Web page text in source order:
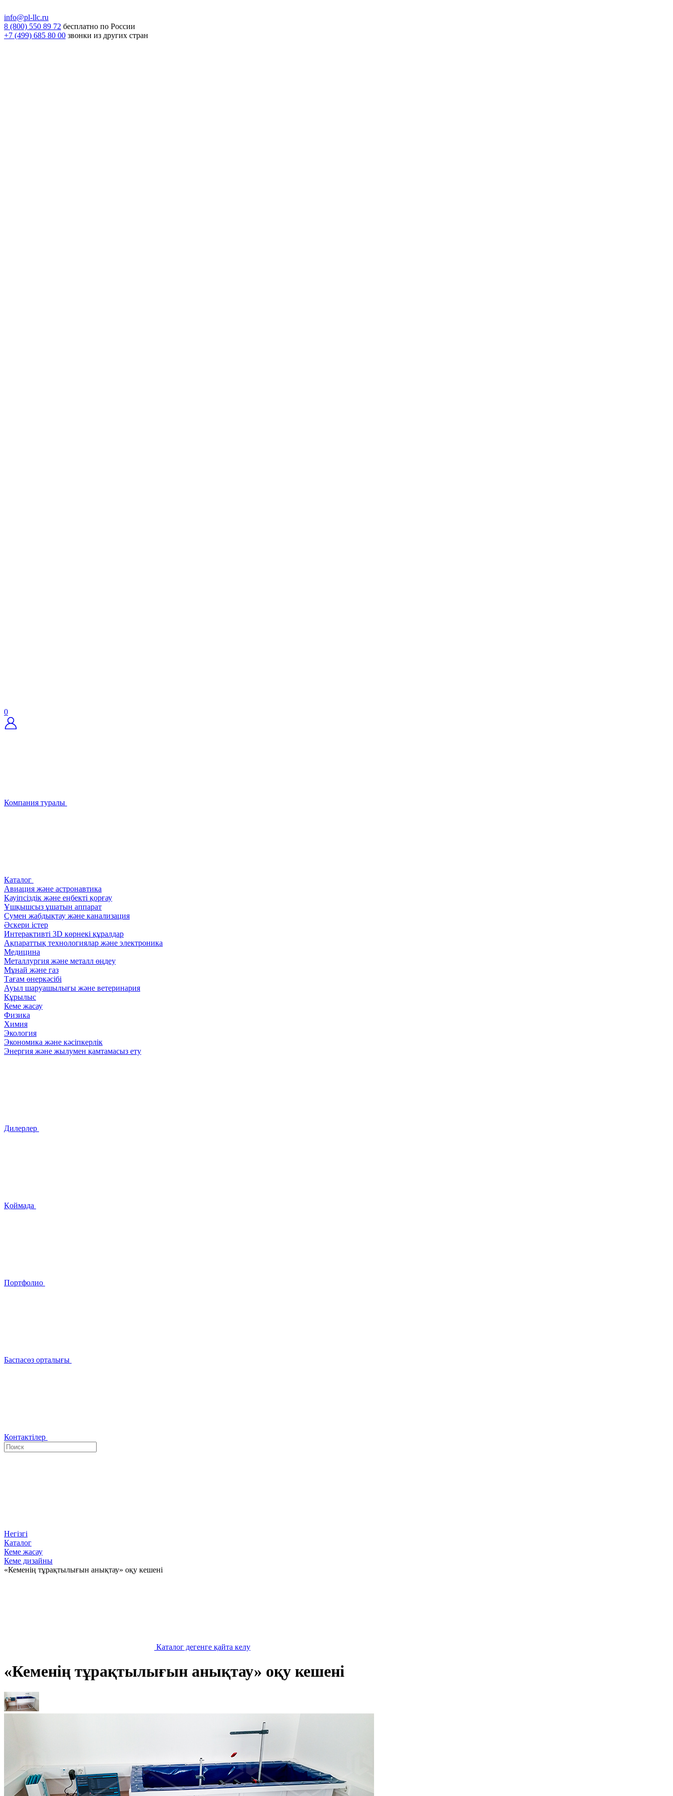
info@pl-llc.ru
8 (800) 550 89 72 бесплатно по России
+7 (499) 685 80 00 звонки из других стран
0
Компания туралы
Каталог
Авиация және астронавтика
Қауіпсіздік және еңбекті қорғау
Ұшқышсыз ұшатын аппарат
Сумен жабдықтау және канализация
Әскери істер
Интерактивті 3D көрнекі құралдар
Ақпараттық технологиялар және электроника
Медицина
Металлургия және металл өңдеу
Мұнай және газ
Тағам өнеркәсібі
Ауыл шаруашылығы және ветеринария
Құрылыс
Кеме жасау
Физика
Химия
Экология
Экономика және кәсіпкерлік
Энергия және жылумен қамтамасыз ету
Дилерлер
Қоймада
Портфолио
Баспасөз орталығы
Контактілер
Негізгі
Каталог
Кеме жасау
Кеме дизайны
«Кеменің тұрақтылығын анықтау» оқу кешені
Каталог дегенге қайта келу
«Кеменің тұрақтылығын анықтау» оқу кешені